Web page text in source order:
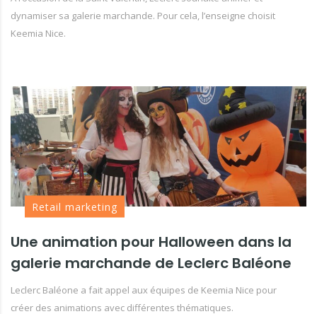
dynamiser sa galerie marchande. Pour cela, l’enseigne choisit
Keemia Nice.
Retail marketing
Une animation pour Halloween dans la
galerie marchande de Leclerc Baléone
Leclerc Baléone a fait appel aux équipes de Keemia Nice pour
créer des animations avec différentes thématiques.